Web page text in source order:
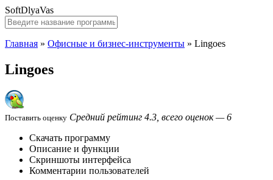
SoftDlyaVas
Главная » Офисные и бизнес-инструменты » Lingoes
Lingoes
Поставить оценку Средний рейтинг 4.3, всего оценок — 6
Скачать программу
Описание и функции
Скриншоты интерфейса
Комментарии пользователей